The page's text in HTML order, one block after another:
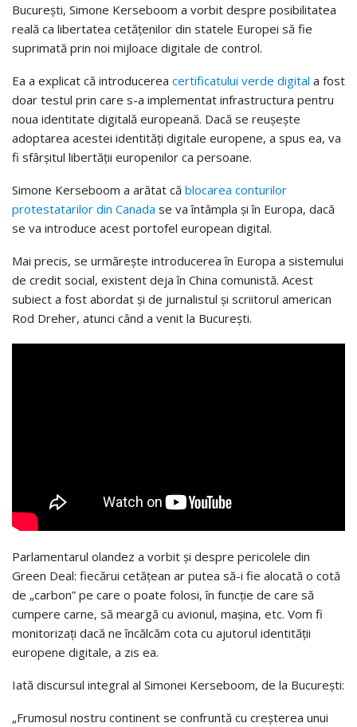
București, Simone Kerseboom a vorbit despre posibilitatea
reală ca libertatea cetățenilor din statele Europei să fie
suprimată prin noi mijloace digitale de control.
Ea a explicat că introducerea certificatului verde digital a fost
doar testul prin care s-a implementat infrastructura pentru
noua identitate digitală europeană. Dacă se reușește
adoptarea acestei identități digitale europene, a spus ea, va
fi sfârșitul libertății europenilor ca persoane.
Simone Kerseboom a arătat că blocarea conturilor
protestatarilor din Canada se va întâmpla și în Europa, dacă
se va introduce acest portofel european digital.
Mai precis, se urmărește introducerea în Europa a sistemului
de credit social, existent deja în China comunistă. Acest
subiect a fost abordat și de jurnalistul și scriitorul american
Rod Dreher, atunci când a venit la București.
Parlamentarul olandez a vorbit și despre pericolele din
Green Deal: fiecărui cetățean ar putea să-i fie alocată o cotă
de „carbon” pe care o poate folosi, în funcție de care să
cumpere carne, să meargă cu avionul, mașina, etc. Vom fi
monitorizați dacă ne încălcăm cota cu ajutorul identității
europene digitale, a zis ea.
Iată discursul integral al Simonei Kerseboom, de la București:
„Frumosul nostru continent se confruntă cu creșterea unui